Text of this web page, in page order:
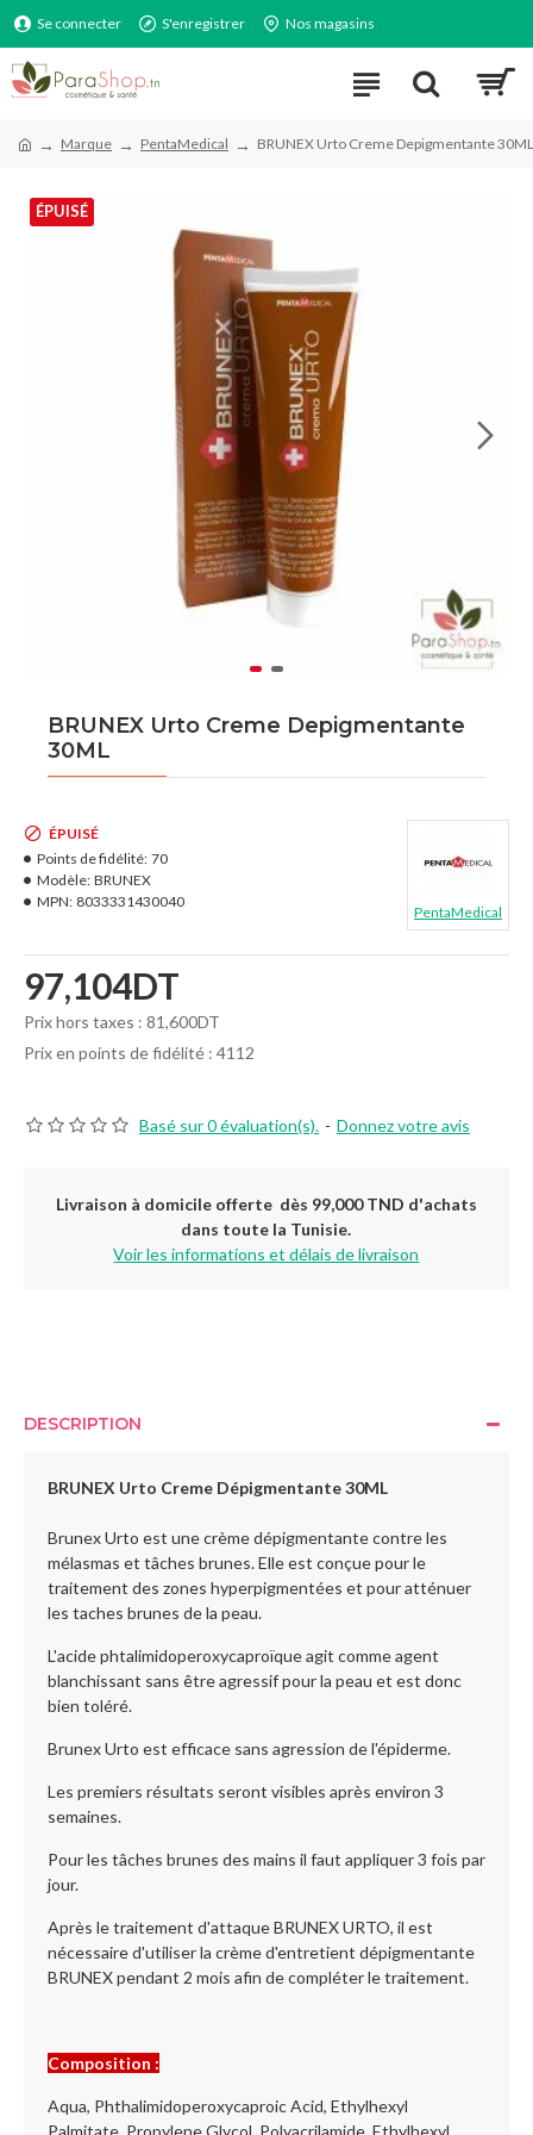
Se connecter S'enregistrer Nos magasins
Marque PentaMedical BRUNEX Urto Creme Depigmentante 30ML
ÉPUISÉ
BRUNEX Urto Creme Depigmentante
30ML
Basé sur 0 évaluation(s). - Donnez votre avis
97,104DT
Prix hors taxes : 81,600DT
Prix en points de fidélité : 4112
ÉPUISÉ
Points de fidélité: 70
Modèle: BRUNEX
MPN: 8033331430040
PentaMedical
Livraison à domicile offerte dès 99,000 TND d'achats
dans toute la Tunisie.
Voir les informations et délais de livraison
DESCRIPTION
BRUNEX Urto Creme Dépigmentante 30ML
Brunex Urto est une crème dépigmentante contre les
mélasmas et tâches brunes. Elle est conçue pour le
traitement des zones hyperpigmentées et pour atténuer
les taches brunes de la peau.
L'acide phtalimidoperoxycaproïque agit comme agent
blanchissant sans être agressif pour la peau et est donc
bien toléré.
Brunex Urto est efficace sans agression de l'épiderme.
Les premiers résultats seront visibles après environ 3
semaines.
Pour les tâches brunes des mains il faut appliquer 3 fois par
jour.
Après le traitement d'attaque BRUNEX URTO, il est
nécessaire d'utiliser la crème d'entretient dépigmentante
BRUNEX pendant 2 mois afin de compléter le traitement.
Composition :
Aqua, Phthalimidoperoxycaproic Acid, Ethylhexyl
Palmitate, Propylene Glycol, Polyacrilamide, Ethylhexyl